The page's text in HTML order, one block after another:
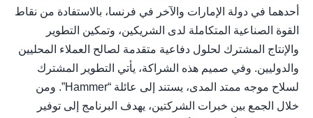
أحدهما في دولة الإمارات والآخر في فرنسا، بالاستفادة من نقاط
القوة الصناعية المتكاملة لدى الشريكين، وتمكين التطوير
والإنتاج المشترك لحلول دفاعية متقدمة لصالح العملاء المحليين
والدوليين. وفي صميم هذه الشراكة، يأتي التطوير المشترك
لسلاح موجه ممتد المدى، يستند إلى عائلة “Hammer”. ومن
خلال الجمع بين خبرات الشركتين، يهدف البرنامج إلى توفير